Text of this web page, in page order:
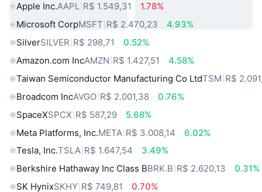
Apple Inc.AAPL R$ 1.549,31
1.78%
Microsoft CorpMSFT R$ 2.470,23
4.93%
SilverSILVER R$ 298,71
0.52%
Amazon.com IncAMZN R$ 1.427,51
4.58%
Taiwan Semiconductor Manufacturing Co LtdTSM R$
Broadcom IncAVGO R$ 2.001,38
0.76%
SpaceXSPCX R$ 587,29
5.68%
Meta Platforms, Inc.META R$ 3.008,14
6.02%
Tesla, Inc.TSLA R$ 1.647,54
3.49%
Berkshire Hathaway Inc Class BBRK.B R$ 2.620,13
0.31%
SK HynixSKHY R$ 749,81
0.70%